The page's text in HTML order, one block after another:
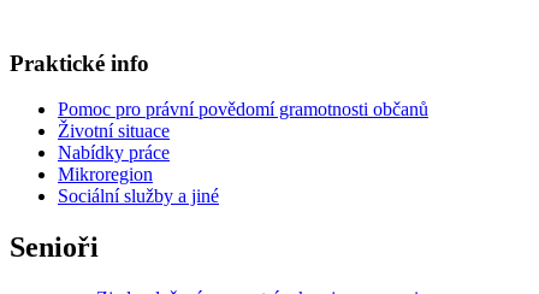
Praktické info
Pomoc pro právní povědomí gramotnosti občanů
Životní situace
Nabídky práce
Mikroregion
Sociální služby a jiné
Senioři